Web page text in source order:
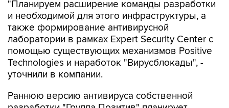
также формирование антивирусной
лаборатории в рамках Expert Security Center с
помощью существующих механизмов Positive
Technologies и наработок "Вирусблокады", -
уточнили в компании.
Раннюю версию антивируса собственной
представить осенью текущего года.